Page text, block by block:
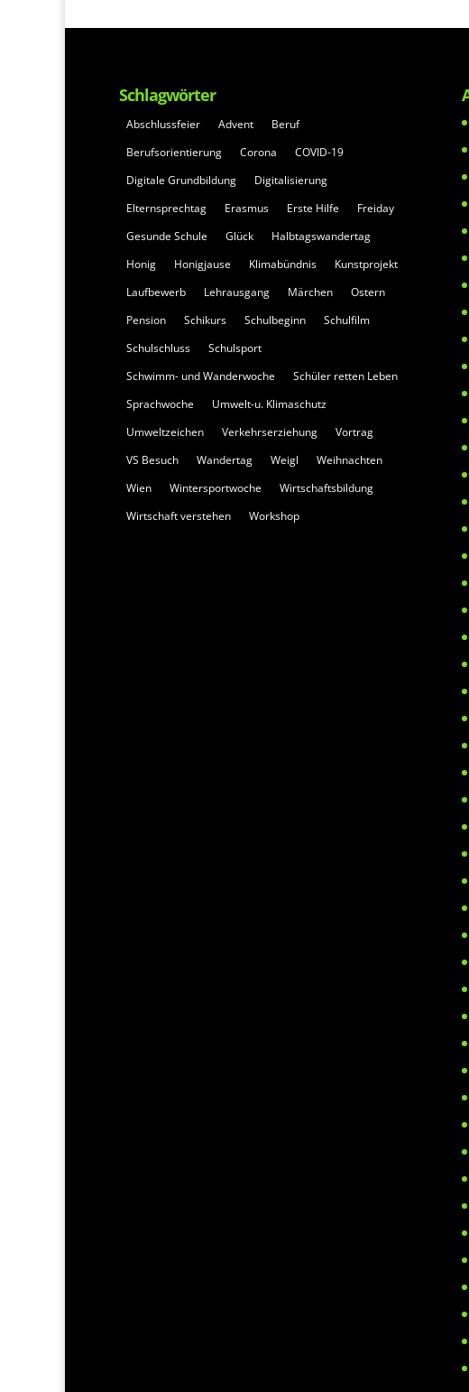
Schlagwörter
Abschlussfeier Advent
Beruf
Berufsorientierung
Corona
COVID-19
Digitale Grundbildung
Digitalisierung
Elternsprechtag
Erasmus Erste Hilfe
Freiday
Gesunde Schule
Glück
Halbtagswandertag
Honig
Honigjause Klimabündnis
Kunstprojekt
Laufbewerb
Lehrausgang Märchen
Ostern
Pension
Schikurs Schulbeginn
Schulfilm
Schulschluss
Schulsport
Schwimm- und Wanderwoche
Schüler retten Leben
Sprachwoche
Umwelt-u. Klimaschutz
Umweltzeichen
Verkehrserziehung
Vortrag
VS Besuch
Wandertag Weigl
Weihnachten
Wien
Wintersportwoche
Wirtschaftsbildung
Wirtschaft verstehen
Workshop